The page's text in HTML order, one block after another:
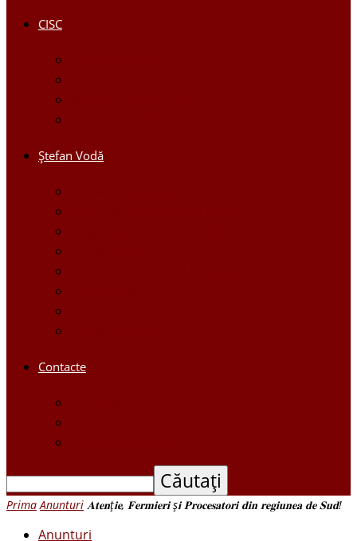
CISC
Ştefan Vodă
Contacte
Prima Anunturi 𝐀𝐭𝐞𝐧ț𝐢𝐞, 𝐅𝐞𝐫𝐦𝐢𝐞𝐫𝐢 ș𝐢 𝐏𝐫𝐨𝐜𝐞𝐬𝐚𝐭𝐨𝐫𝐢 𝐝𝐢𝐧 𝐫𝐞𝐠𝐢𝐮𝐧𝐞𝐚 𝐝𝐞 𝐒𝐮𝐝!
Anunturi